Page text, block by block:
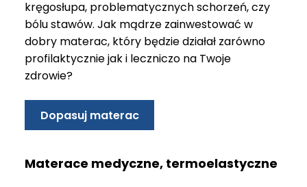
kręgosłupa, problematycznych schorzeń, czy
bólu stawów. Jak mądrze zainwestować w
dobry materac, który będzie działał zarówno
profilaktycznie jak i leczniczo na Twoje
zdrowie?
Dopasuj materac
Materace medyczne, termoelastyczne